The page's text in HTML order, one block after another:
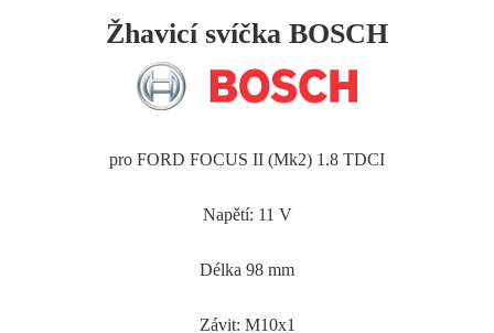
Žhavicí svíčka BOSCH
pro FORD FOCUS II (Mk2) 1.8 TDCI
Napětí: 11 V
Délka 98 mm
Závit: M10x1